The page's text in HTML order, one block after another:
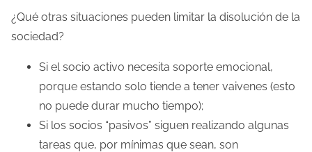
¿Qué otras situaciones pueden limitar la disolución de la
sociedad?
Si el socio activo necesita soporte emocional,
porque estando solo tiende a tener vaivenes (esto
no puede durar mucho tiempo);
Si los socios “pasivos” siguen realizando algunas
tareas que, por mínimas que sean, son